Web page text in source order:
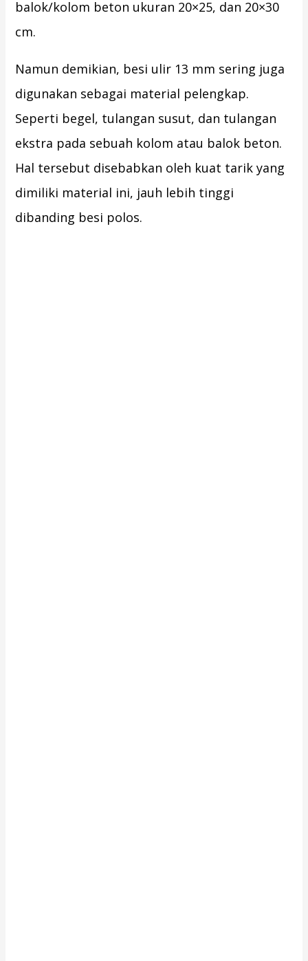
balok/kolom beton ukuran 20×25, dan 20×30
cm.
Namun demikian, besi ulir 13 mm sering juga
digunakan sebagai material pelengkap.
Seperti begel, tulangan susut, dan tulangan
ekstra pada sebuah kolom atau balok beton.
Hal tersebut disebabkan oleh kuat tarik yang
dimiliki material ini, jauh lebih tinggi
dibanding besi polos.